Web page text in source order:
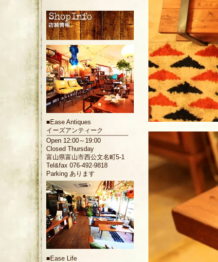
■ Ease Antiques
イーズアンティーク
Open 12:00～19:00
Closed Thursday
富山県富山市西公文名町5-1
Tel&fax 076-492-9818
Parking あります
■ Ease Life